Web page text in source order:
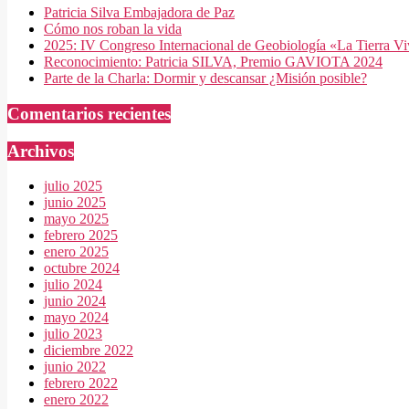
Patricia Silva Embajadora de Paz
Cómo nos roban la vida
2025: IV Congreso Internacional de Geobiología «La Tierra
Reconocimiento: Patricia SILVA, Premio GAVIOTA 2024
Parte de la Charla: Dormir y descansar ¿Misión posible?
Comentarios recientes
Archivos
julio 2025
junio 2025
mayo 2025
febrero 2025
enero 2025
octubre 2024
julio 2024
junio 2024
mayo 2024
julio 2023
diciembre 2022
junio 2022
febrero 2022
enero 2022